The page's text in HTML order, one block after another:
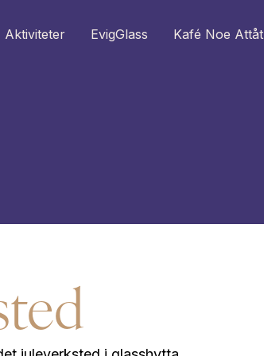
Aktiviteter EvigGlass Kafé Noe Attåt